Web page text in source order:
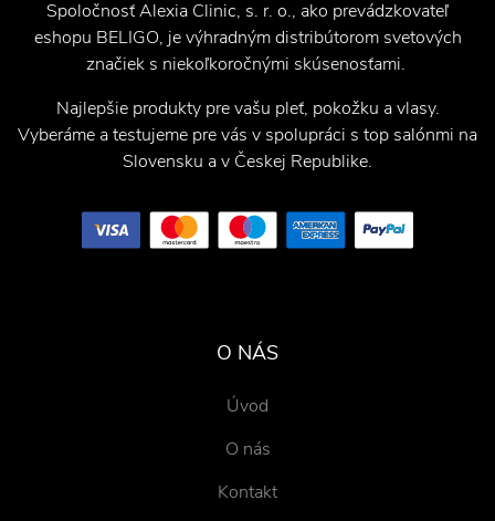
Spoločnosť Alexia Clinic, s. r. o., ako prevádzkovateľ
eshopu BELIGO, je výhradným distribútorom svetových
značiek s niekoľkoročnými skúsenosťami.
Najlepšie produkty pre vašu pleť, pokožku a vlasy.
Vyberáme a testujeme pre vás v spolupráci s top salónmi na
Slovensku a v Českej Republike.
O NÁS
Úvod
O nás
Kontakt